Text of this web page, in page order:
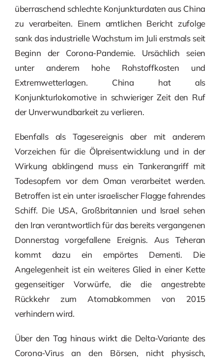
überraschend schlechte Konjunkturdaten aus China
zu verarbeiten. Einem amtlichen Bericht zufolge
sank das industrielle Wachstum im Juli erstmals seit
Beginn der Corona-Pandemie. Ursächlich seien
unter anderem hohe Rohstoffkosten und
Extremwetterlagen. China hat als
Konjunkturlokomotive in schwieriger Zeit den Ruf
der Unverwundbarkeit zu verlieren.
Ebenfalls als Tagesereignis aber mit anderem
Vorzeichen für die Ölpreisentwicklung und in der
Wirkung abklingend muss ein Tankerangriff mit
Todesopfern vor dem Oman verarbeitet werden.
Betroffen ist ein unter israelischer Flagge fahrendes
Schiff. Die USA, Großbritannien und Israel sehen
den Iran verantwortlich für das bereits vergangenen
Donnerstag vorgefallene Ereignis. Aus Teheran
kommt dazu ein empörtes Dementi. Die
Angelegenheit ist ein weiteres Glied in einer Kette
gegenseitiger Vorwürfe, die die angestrebte
Rückkehr zum Atomabkommen von 2015
verhindern wird.
Über den Tag hinaus wirkt die Delta-Variante des
Corona-Virus an den Börsen, nicht physisch,